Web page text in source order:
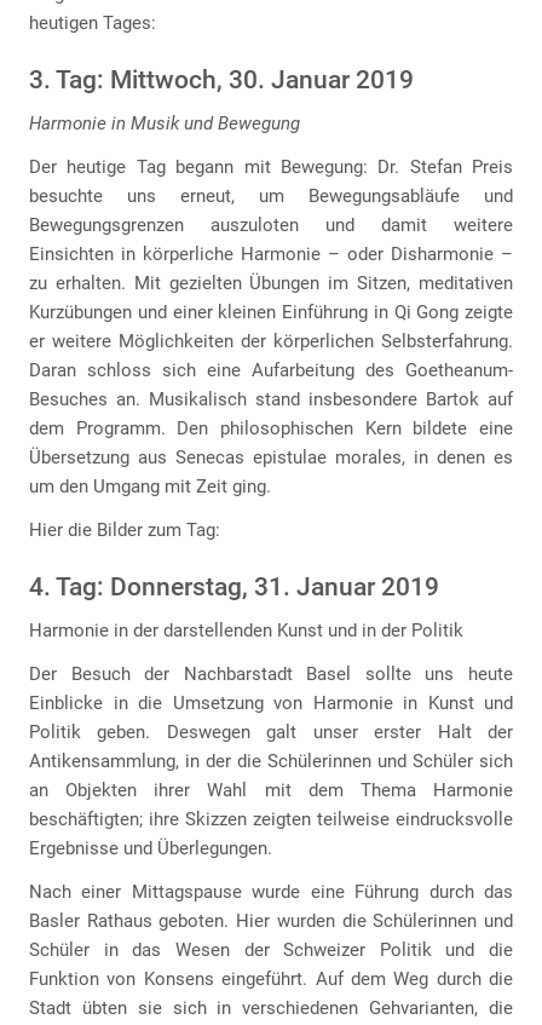
heutigen Tages:
3. Tag: Mittwoch, 30. Januar 2019
Harmonie in Musik und Bewegung
Der heutige Tag begann mit Bewegung: Dr. Stefan Preis
besuchte uns erneut, um Bewegungsabläufe und
Bewegungsgrenzen auszuloten und damit weitere
Einsichten in körperliche Harmonie – oder Disharmonie –
zu erhalten. Mit gezielten Übungen im Sitzen, meditativen
Kurzübungen und einer kleinen Einführung in Qi Gong zeigte
er weitere Möglichkeiten der körperlichen Selbsterfahrung.
Daran schloss sich eine Aufarbeitung des Goetheanum-
Besuches an. Musikalisch stand insbesondere Bartok auf
dem Programm. Den philosophischen Kern bildete eine
Übersetzung aus Senecas epistulae morales, in denen es
um den Umgang mit Zeit ging.
Hier die Bilder zum Tag:
4. Tag: Donnerstag, 31. Januar 2019
Harmonie in der darstellenden Kunst und in der Politik
Der Besuch der Nachbarstadt Basel sollte uns heute
Einblicke in die Umsetzung von Harmonie in Kunst und
Politik geben. Deswegen galt unser erster Halt der
Antikensammlung, in der die Schülerinnen und Schüler sich
an Objekten ihrer Wahl mit dem Thema Harmonie
beschäftigten; ihre Skizzen zeigten teilweise eindrucksvolle
Ergebnisse und Überlegungen.
Nach einer Mittagspause wurde eine Führung durch das
Basler Rathaus geboten. Hier wurden die Schülerinnen und
Schüler in das Wesen der Schweizer Politik und die
Funktion von Konsens eingeführt. Auf dem Weg durch die
Stadt übten sie sich in verschiedenen Gehvarianten, die